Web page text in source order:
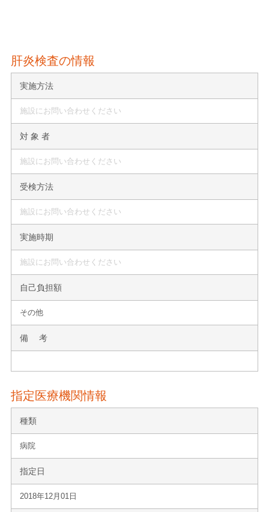
肝炎検査の情報
実施方法
施設にお問い合わせください
対 象 者
施設にお問い合わせください
受検方法
施設にお問い合わせください
実施時期
施設にお問い合わせください
自己負担額
その他
備 考
指定医療機関情報
種類
病院
指定日
2018年12月01日